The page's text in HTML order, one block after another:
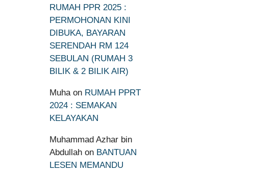
RUMAH PPR 2025 :
PERMOHONAN KINI
DIBUKA, BAYARAN
SERENDAH RM 124
SEBULAN (RUMAH 3
BILIK & 2 BILIK AIR)
Muhaon RUMAH PPRT
2024 : SEMAKAN
KELAYAKAN
Muhammad Azhar bin
Abdullah on BANTUAN
LESEN MEMANDU